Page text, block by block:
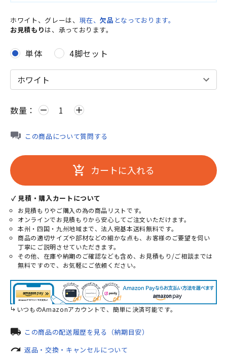
ホワイト、グレーは、 現在、欠品 となっております。
お見積もりは、承っております。
単体 4脚セット
数量： remove add
この商品について質問する
add_shopping_cart カートに入れる
✓ 見積・購入カートについて
お見積もりやご購入の為の商品リストです。
オンラインでお見積もりから安心してご注文いただけます。
本州・四国・九州地域まで、法人宛基本送料無料です。
商品の適切サイズや部材などの細かな点も、お客様のご要望を伺い
丁寧にご説明させていただきます。
その他、在庫や納期のご確認なども含め、お見積もり/ご相談までは
無料ですので、お気軽にご依頼ください。
いつものAmazonアカウントで、簡単に決済可能です。
local_shipping この商品の配送履歴を見る（納期目安）
redo 返品・交換・キャンセルについて